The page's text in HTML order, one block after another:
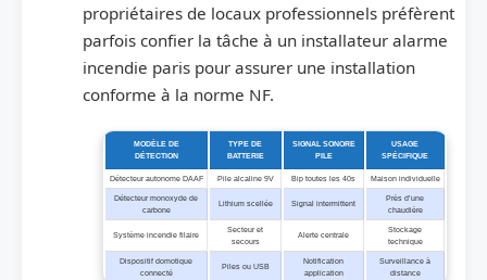
propriétaires de locaux professionnels préfèrent
parfois confier la tâche à un installateur alarme
incendie paris pour assurer une installation
conforme à la norme NF.
MODÈLE DE
DÉTECTION
TYPE DE
BATTERIE
SIGNAL SONORE
PILE
USAGE
SPÉCIFIQUE
Détecteur autonome DAAF Pile alcaline 9V Bip toutes les 40s Maison individuelle
Détecteur monoxyde de
carbone
Lithium scellée Signal intermittent
Près d’une
chaudière
Système incendie filaire
Secteur et
secours
Alerte centrale
Stockage
technique
Dispositif domotique
connecté
Piles ou USB
Notification
application
Surveillance à
distance